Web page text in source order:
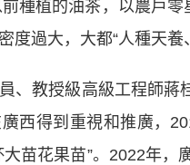
種植的油茶，以農戶
度過大，大都“人種天
教授級高級工程師蔣
西得到重視和推廣，
苗花果苗”。2022年